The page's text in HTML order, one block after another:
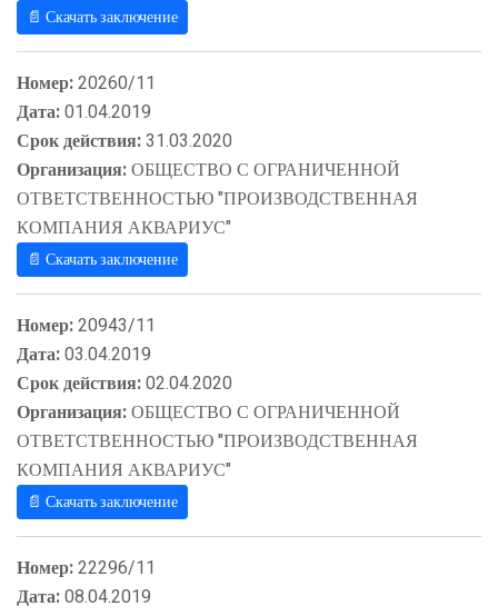
📄 Скачать заключение
Номер:20260/11
Дата:01.04.2019
Срок действия:31.03.2020
Организация:ОБЩЕСТВО С ОГРАНИЧЕННОЙ
ОТВЕТСТВЕННОСТЬЮ "ПРОИЗВОДСТВЕННАЯ
КОМПАНИЯ АКВАРИУС"
📄 Скачать заключение
Номер:20943/11
Дата:03.04.2019
Срок действия:02.04.2020
Организация:ОБЩЕСТВО С ОГРАНИЧЕННОЙ
ОТВЕТСТВЕННОСТЬЮ "ПРОИЗВОДСТВЕННАЯ
КОМПАНИЯ АКВАРИУС"
📄 Скачать заключение
Номер:22296/11
Дата:08.04.2019